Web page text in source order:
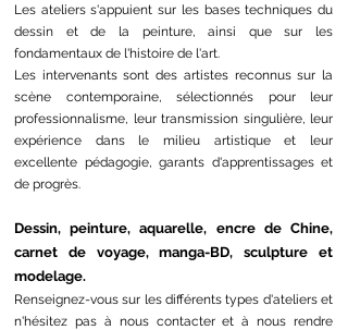
Les ateliers s'appuient sur les bases techniques du
dessin et de la peinture,ainsi que sur les
fondamentaux de l'histoire de l'art.
Les intervenants sontdes artistes reconnus sur la
scène contemporaine, sélectionnés pour leur
professionnalisme, leur transmission singulière, leur
expérience dans le milieu artistique et leur
excellente pédagogie, garants d'apprentissages et
de progrès.
Dessin, peinture, aquarelle, encre de Chine,
carnet de voyage, manga-BD, sculpture et
modelage.
Renseignez-vous sur les différents types d'ateliers et
n'hésitez pas à nous contacter et à nous rendre